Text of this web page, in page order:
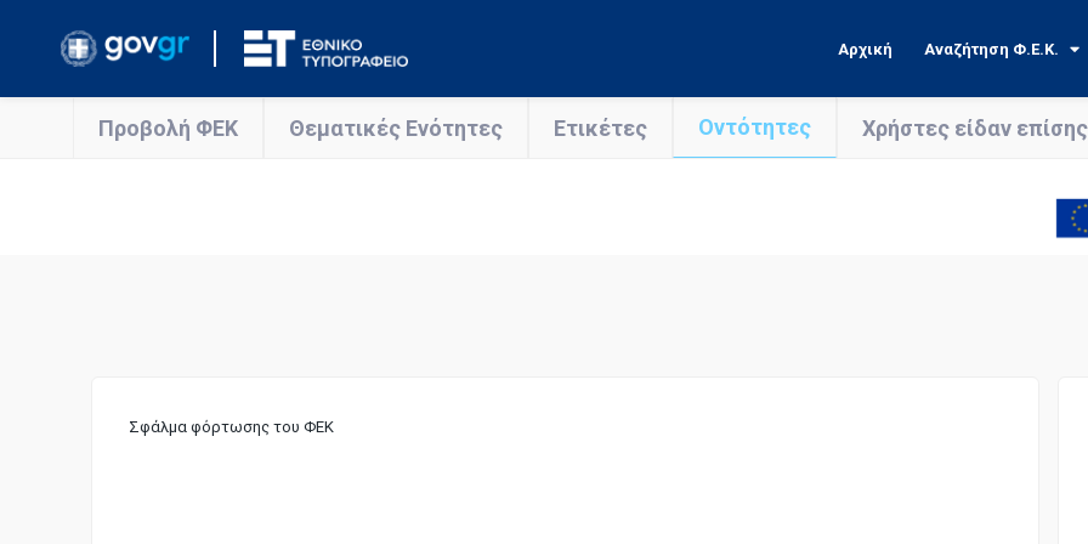
Αρχική Αναζήτηση Φ.Ε.Κ.
Προβολή ΦΕΚ Θεματικές Ενότητες Ετικέτες Οντότητες Χρήστες είδαν επίσης
Σφάλμα φόρτωσης του ΦΕΚ